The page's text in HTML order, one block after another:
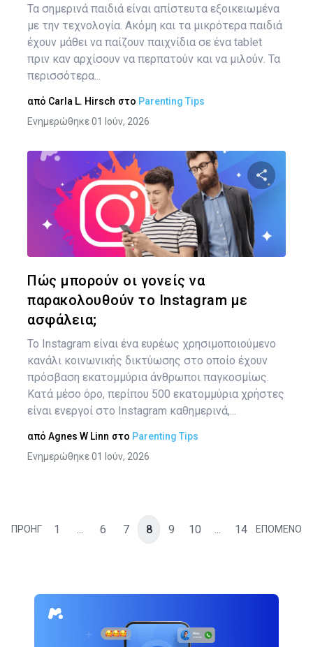
Τα σημερινά παιδιά είναι απίστευτα εξοικειωμένα
με την τεχνολογία. Ακόμη και τα μικρότερα παιδιά
έχουν μάθει να παίζουν παιχνίδια σε ένα tablet
πριν καν αρχίσουν να περπατούν και να μιλούν. Τα
περισσότερα...
από Carla L. Hirsch στο Parenting Tips
Ενημερώθηκε 01 Ιούν, 2026
Πώς μπορούν οι γονείς να
παρακολουθούν το Instagram με
ασφάλεια;
Το Instagram είναι ένα ευρέως χρησιμοποιούμενο
κανάλι κοινωνικής δικτύωσης στο οποίο έχουν
πρόσβαση εκατομμύρια άνθρωποι παγκοσμίως.
Κατά μέσο όρο, περίπου 500 εκατομμύρια χρήστες
είναι ενεργοί στο Instagram καθημερινά,...
από Agnes W Linn στο Parenting Tips
Ενημερώθηκε 01 Ιούν, 2026
ΠΡΟΗΓ 1 ... 6 7 8 9 10 ... 14 ΕΠΟΜΕΝΟ